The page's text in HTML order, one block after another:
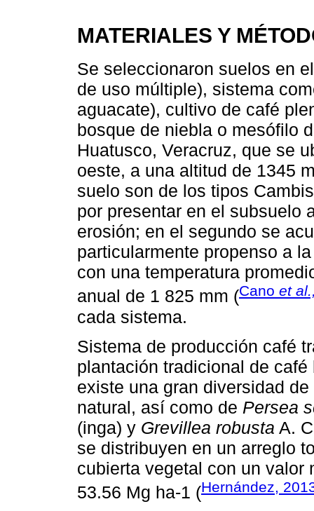
MATERIALES Y
Se seleccionaron suelos en
de uso múltiple), sistema
aguacate), cultivo de café
bosque de niebla o mesófilo
Huatusco, Veracruz, que se
oeste, a una altitud de 1345
suelo son de los tipos
por presentar en el subsuelo
erosión; en el segundo se
particularmente propenso a
con una temperatura
anual de 1 825 mm (Cano et
cada sistema.
Sistema de producción café
plantación tradicional de
existe una gran diversidad
natural, así como de Persea
(inga) y Grevillea robusta A.
se distribuyen en un arreglo
cubierta vegetal con un valor
53.56 Mg ha-1 (Hernández,